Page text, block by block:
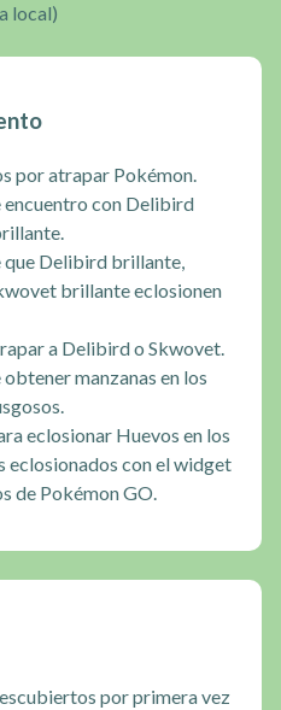
local)
por atrapar Pokémon.
con Delibird
Delibird brillante,
brillante eclosionen
a Delibird o Skwovet.
manzanas en los
eclosionar Huevos en los
eclosionados con el widget
de Pokémon GO.
por primera vez